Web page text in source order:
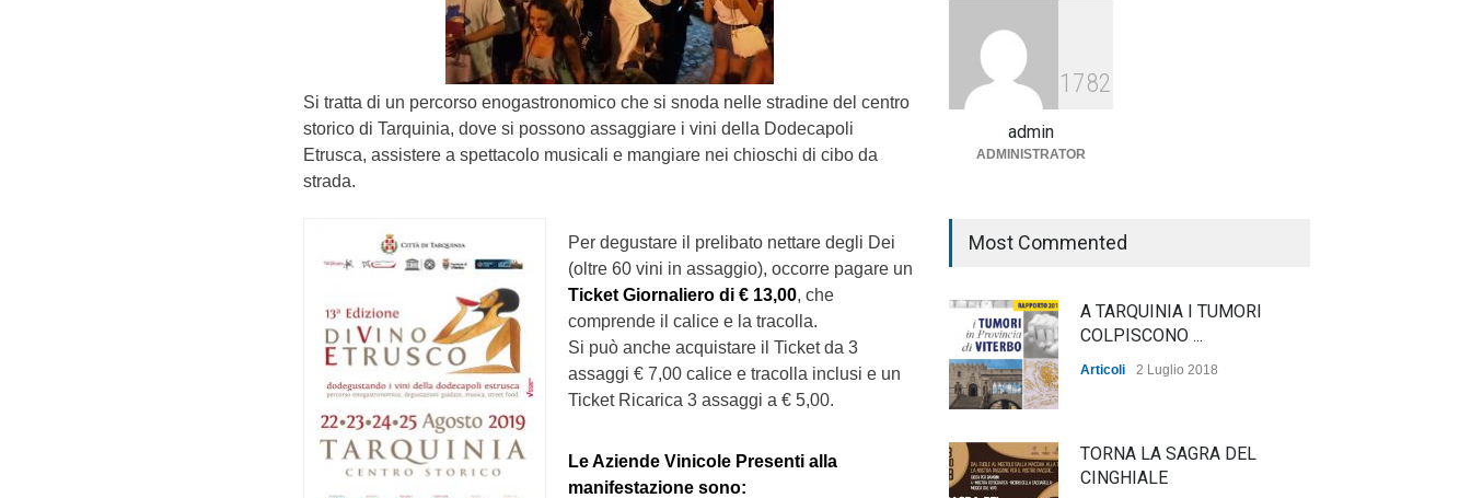
Si tratta di un percorso enogastronomico che si snoda nelle stradine del centro
storico di Tarquinia, dove si possono assaggiare i vini della Dodecapoli
Etrusca, assistere a spettacolo musicali e mangiare nei chioschi di cibo da
strada.
Per degustare il prelibato nettare degli Dei
(oltre 60 vini in assaggio), occorre pagare un
Ticket Giornaliero di € 13,00, che
comprende il calice e la tracolla.
Si può anche acquistare il Ticket da 3
assaggi € 7,00 calice e tracolla inclusi e un
Ticket Ricarica 3 assaggi a € 5,00.
Le Aziende Vinicole Presenti alla
manifestazione sono:
arrivano i pagamenti PAC, la
soddisfazione del Ministro
ambiente
1782
admin
ADMINISTRATOR
Most Commented
A TARQUINIA I TUMORI
COLPISCONO ...
Articoli 2 Luglio 2018
TORNA LA SAGRA DEL
CINGHIALE